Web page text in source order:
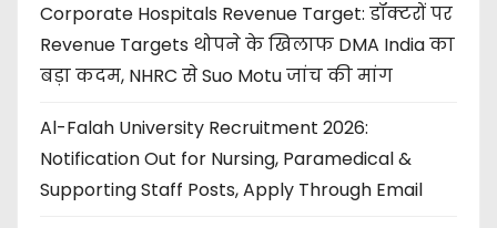
Corporate Hospitals Revenue Target: डॉक्टरों पर
Revenue Targets थोपने के खिलाफ DMA India का
बड़ा कदम, NHRC से Suo Motu जांच की मांग
Al-Falah University Recruitment 2026:
Notification Out for Nursing, Paramedical &
Supporting Staff Posts, Apply Through Email